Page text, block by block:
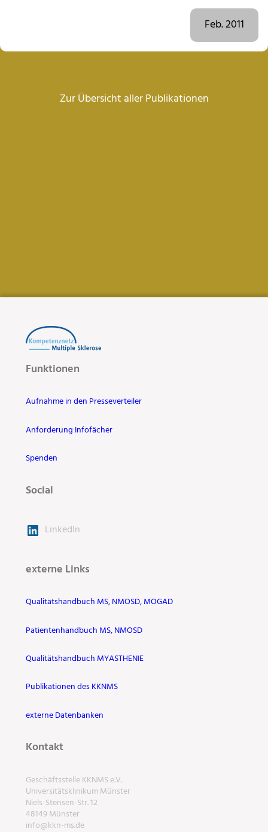
Feb. 2011
Zur Übersicht aller Publikationen
Funktionen
Aufnahme in den Presseverteiler
Anforderung Infofächer
Spenden
Social
LinkedIn
externe Links
Qualitätshandbuch MS, NMOSD, MOGAD
Patientenhandbuch MS, NMOSD
Qualitätshandbuch MYASTHENIE
Publikationen des KKNMS
externe Datenbanken
Kontakt
Geschäftsstelle KKNMS e.V.
Universitätsklinikum Münster
Niels-Stensen-Str. 12
48149 Münster
info@kkn-ms.de